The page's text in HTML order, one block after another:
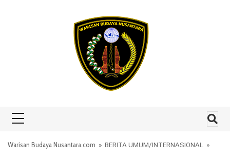
Warisan Budaya Nusantara.com » BERITA UMUM/INTERNASIONAL »